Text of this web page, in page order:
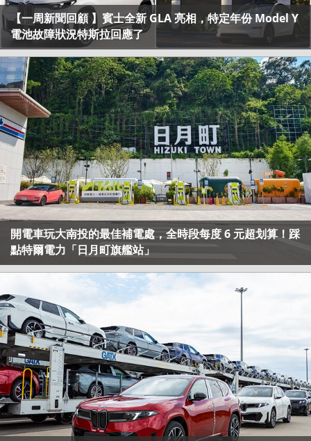
【一周新聞回顧 】賓士全新 GLA 亮相，特定年份 Model Y
電池故障狀況特斯拉回應了
開電車玩大南投的最佳補電處，全時段每度 6 元超划算！踩
點特爾電力「日月町旗艦站」